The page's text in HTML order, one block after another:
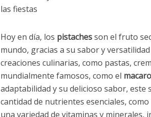
las fiestas
Hoy en día, los pistachesson el fruto
mundo, gracias a su sabor y
creaciones culinarias, como pastas,
mundialmente famosos, como el
adaptabilidad y su delicioso sabor,
cantidad de nutrientes esenciales,
una variedad de vitaminas y minerales,